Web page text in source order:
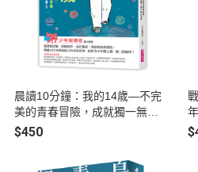
晨讀10分鐘：我的14歲—不完
美的青春冒險，成就獨一無二
的小宇宙（附閱讀素養題本）
$450